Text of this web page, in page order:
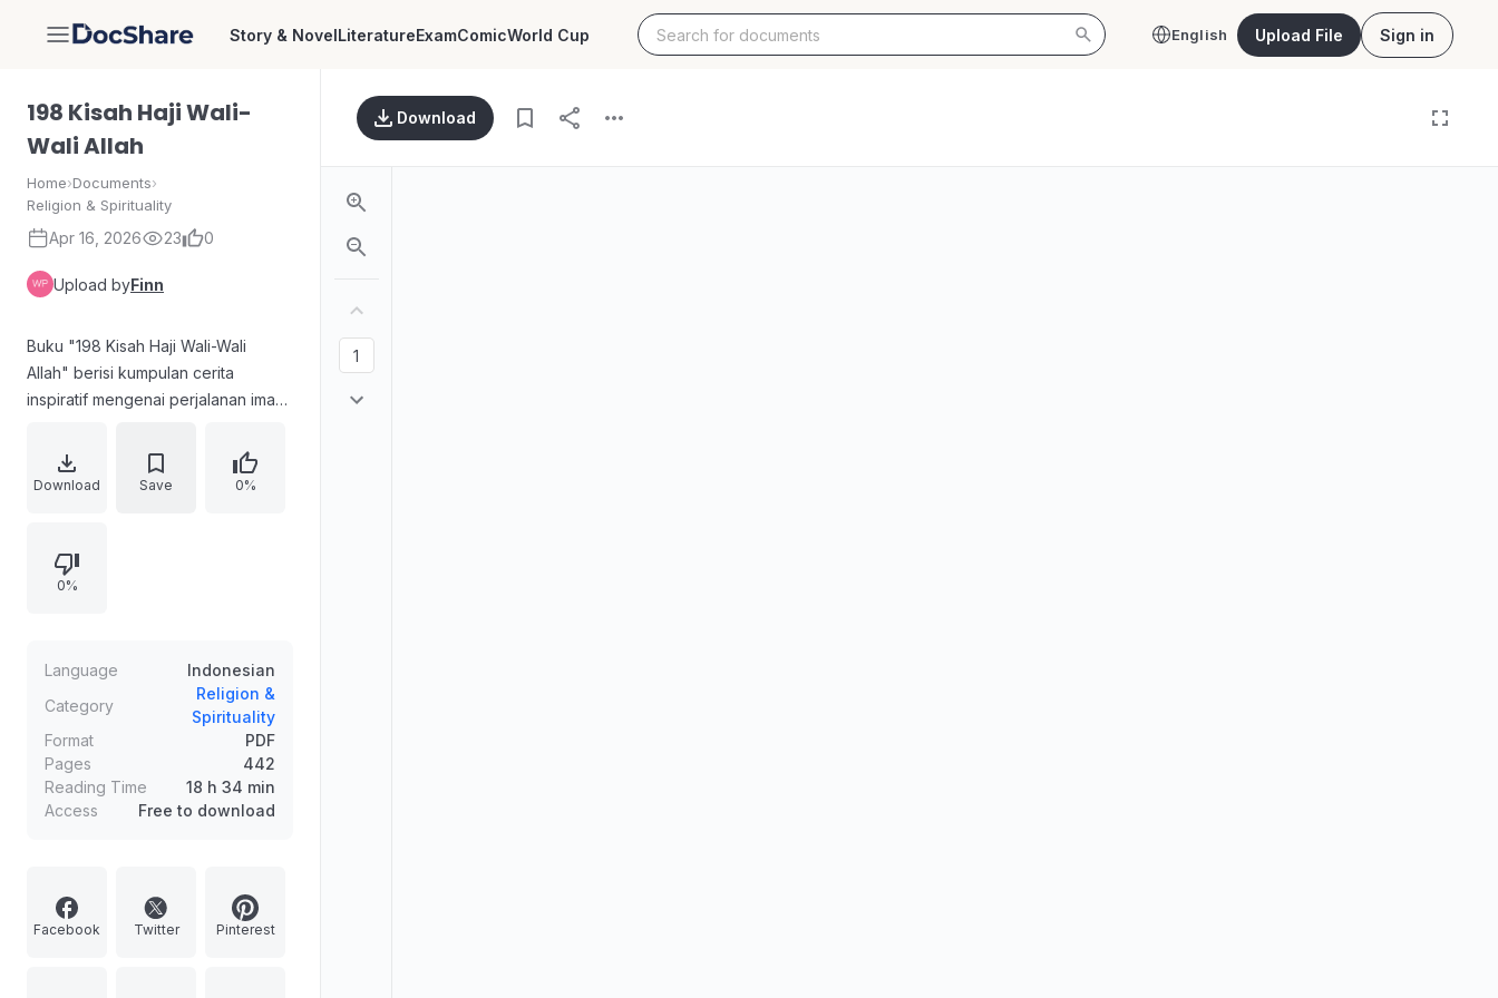
DocShare Story & NovelLiteratureExamComicWorld Cup English Upload File Sign in
198 Kisah Haji Wali-
Wali Allah
Home›Documents›
Religion & Spirituality
Apr 16, 2026 23 0
Upload byFinn
Buku "198 Kisah Haji Wali-Wali
Allah" berisi kumpulan cerita
inspiratif mengenai perjalanan iman
menunaikan ibadah haji dan umrah.
Ditulis oleh Abdurrahman Ahmad As-
Utama, dengan editor Ravi yanto
dan perwajahan oleh Fajarianto.
dapat menjadi panduan dan teladan
menyempurnakan perjalanan
spiritual mereka.
Download Save 0%
0%
Language
Indonesian
Category
Religion &
Spirituality
Format
PDF
Pages
442
Reading Time
18 h 34 min
Access
Free to download
Facebook Twitter Pinterest
Download